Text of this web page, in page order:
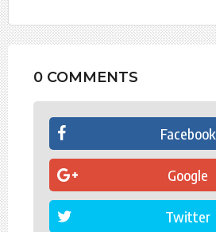
0 COMMENTS
Facebook
Google
Twitter